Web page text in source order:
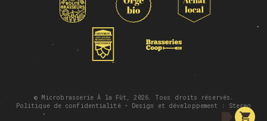
© Microbrasserie À la Fût, 2026. Tous droits réservés.
Politique de confidentialité• Design et développement : Stereo